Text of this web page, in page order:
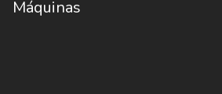
Máquinas